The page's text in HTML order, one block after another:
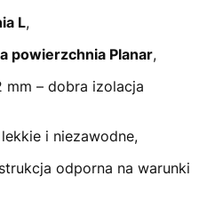
L,
powierzchnia Planar,
mm – dobra izolacja
lekkie i niezawodne,
odporna na warunki